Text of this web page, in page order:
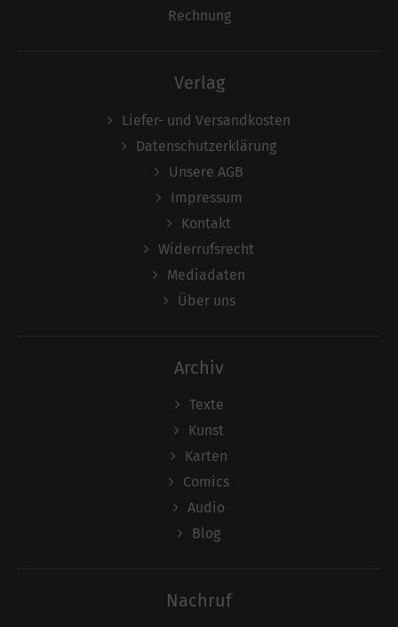
Rechnung
Verlag
Liefer- und Versandkosten
Datenschutzerklärung
Unsere AGB
Impressum
Kontakt
Widerrufsrecht
Mediadaten
Über uns
Archiv
Texte
Kunst
Karten
Comics
Audio
Blog
Nachruf